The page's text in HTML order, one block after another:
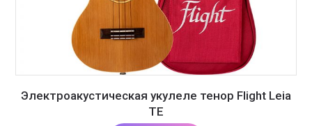
Электроакустическая укулеле тенор Flight Leia
TE